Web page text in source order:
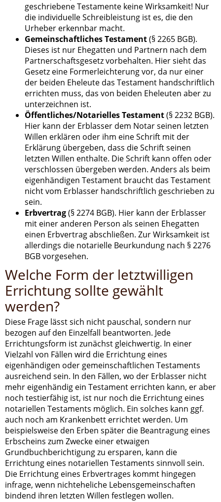
geschriebene Testamente keine Wirksamkeit! Nur
die individuelle Schreibleistung ist es, die den
Urheber erkennbar macht.
Gemeinschaftliches Testament(§ 2265 BGB).
Dieses ist nur Ehegatten und Partnern nach dem
Partnerschaftsgesetz vorbehalten. Hier sieht das
Gesetz eine Formerleichterung vor, da nur einer
der beiden Eheleute das Testament handschriftlich
errichten muss, das von beiden Eheleuten aber zu
unterzeichnen ist.
Öffentliches/Notarielles Testament(§ 2232 BGB).
Hier kann der Erblasser dem Notar seinen letzten
Willen erklären oder ihm eine Schrift mit der
Erklärung übergeben, dass die Schrift seinen
letzten Willen enthalte. Die Schrift kann offen oder
verschlossen übergeben werden. Anders als beim
eigenhändigen Testament braucht das Testament
nicht vom Erblasser handschriftlich geschrieben zu
sein.
Erbvertrag(§ 2274 BGB). Hier kann der Erblasser
mit einer anderen Person als seinen Ehegatten
einen Erbvertrag abschließen. Zur Wirksamkeit ist
allerdings die notarielle Beurkundung nach § 2276
BGB vorgesehen.
Welche Form der letztwilligen
Errichtung sollte gewählt
werden?
Diese Frage lässt sich nicht pauschal, sondern nur
bezogen auf den Einzelfall beantworten. Jede
Errichtungsform ist zunächst gleichwertig. In einer
Vielzahl von Fällen wird die Errichtung eines
eigenhändigen oder gemeinschaftlichen Testaments
ausreichend sein. In den Fällen, wo der Erblasser nicht
mehr eigenhändig ein Testament errichten kann, er aber
noch testierfähig ist, ist nur noch die Errichtung eines
notariellen Testaments möglich. Ein solches kann ggf.
auch noch am Krankenbett errichtet werden. Um
beispielsweise den Erben später die Beantragung eines
Erbscheins zum Zwecke einer etwaigen
Grundbuchberichtigung zu ersparen, kann die
Errichtung eines notariellen Testaments sinnvoll sein.
Die Errichtung eines Erbvertrages kommt hingegen
infrage, wenn nichteheliche Lebensgemeinschaften
bindend ihren letzten Willen festlegen wollen.